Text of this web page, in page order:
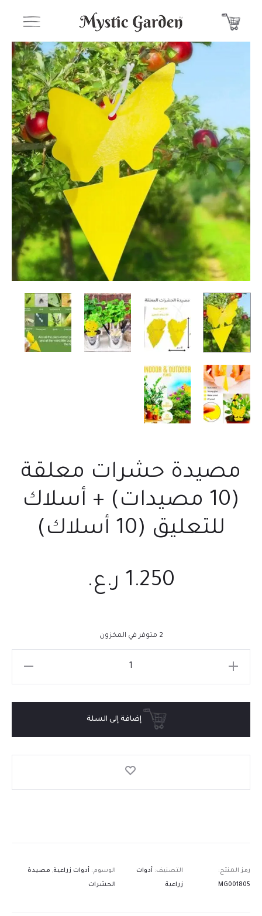
مصيدة حشرات معلقة
(10 مصيدات) + أسلاك
للتعليق (10 أسلاك)
1.250 ر.ع.
2 متوفر في المخزون
رمز المنتج:
MG001805
التصنيف: أدوات
زراعية
الوسوم: أدوات زراعية, مصيدة
الحشرات